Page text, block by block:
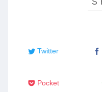
Twitter
Pocket